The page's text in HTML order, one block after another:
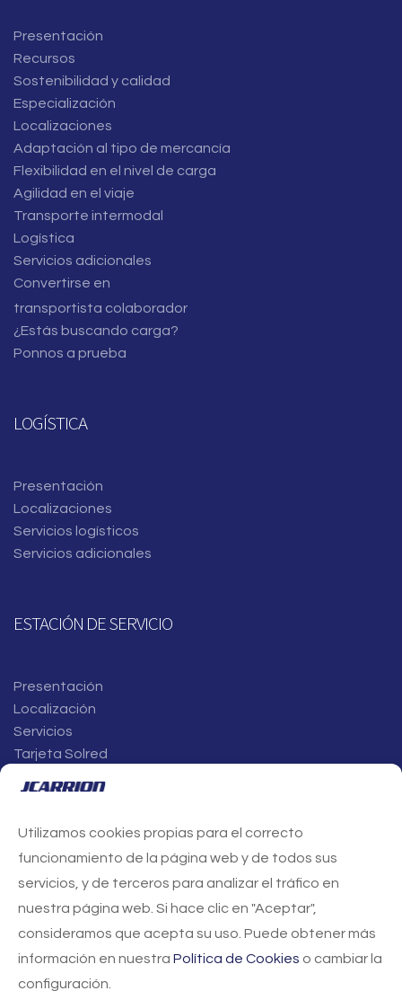
Utilizamos cookies propias para el correcto
funcionamiento de la página web y de todos sus
servicios, y de terceros para analizar el tráfico en
nuestra página web. Si hace clic en "Aceptar",
consideramos que acepta su uso. Puede obtener más
información en nuestra Política de Cookies o cambiar la
configuración.
Presentación
Recursos
Sostenibilidad y calidad
Especialización
Localizaciones
Adaptación al tipo de mercancía
Flexibilidad en el nivel de carga
Agilidad en el viaje
Transporte intermodal
Logística
Servicios adicionales
Convertirse en
transportista colaborador
¿Estás buscando carga?
Ponnos a prueba
LOGÍSTICA
Presentación
Localizaciones
Servicios logísticos
Servicios adicionales
ESTACIÓN DE SERVICIO
Presentación
Localización
Servicios
Tarjeta Solred
SERVICIOS CENTRALES
Av. Parque Científico-Tecnológico de Almería (PITA) 1, 4ª
planta
T. +34 950 21 20 20
info@jcarrion.es